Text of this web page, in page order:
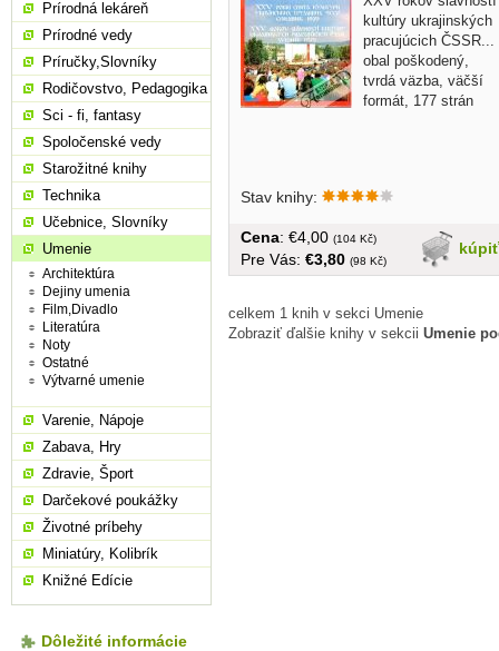
kultúry ukrajinských
pracujúcich ČSSR...
obal poškodený,
tvrdá väzba, väčší
formát, 177 strán
Stav knihy:
kúpiť
Cena: €4,00 (104 Kč)
Pre Vás: €3,80 (98 Kč)
celkem 1 knih v sekci Umenie
Zobraziť ďalšie knihy v sekcii Umenie
Prírodná lekáreň
Prírodné vedy
Príručky,Slovníky
Rodičovstvo, Pedagogika
Sci - fi, fantasy
Spoločenské vedy
Starožitné knihy
Technika
Učebnice, Slovníky
Umenie
Architektúra
Dejiny umenia
Film,Divadlo
Literatúra
Noty
Ostatné
Výtvarné umenie
Varenie, Nápoje
Zabava, Hry
Zdravie, Šport
Darčekové poukážky
Životné príbehy
Miniatúry, Kolibrík
Knižné Edície
Dôležité informácie